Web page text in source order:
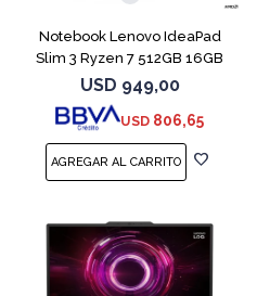
Notebook Lenovo IdeaPad
Slim 3 Ryzen 7 512GB 16GB
15.3 Touch
USD 949,00
USD 806,65